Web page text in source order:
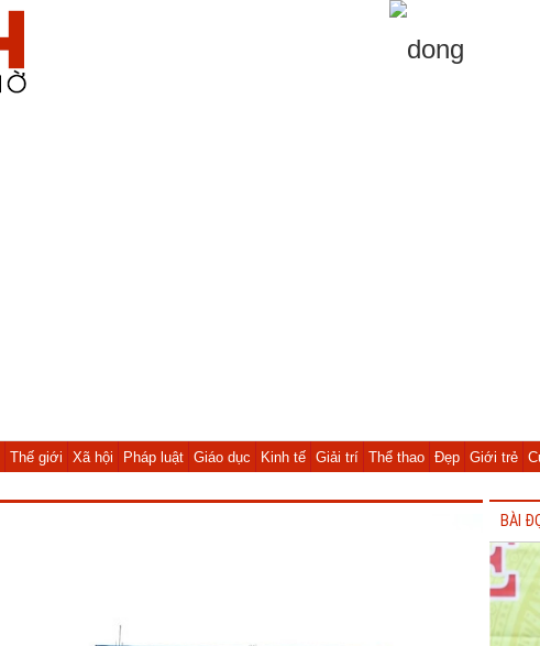
Thế giới Xã hội Pháp luật Giáo dục Kinh tế Giải trí Thể thao Đẹp Giới trẻ
BÀI